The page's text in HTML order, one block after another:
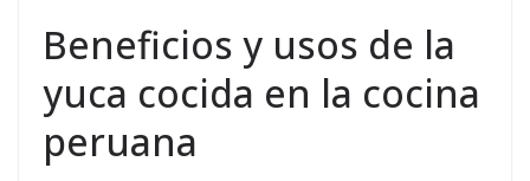
Beneficios y usos de la
yuca cocida en la cocina
peruana